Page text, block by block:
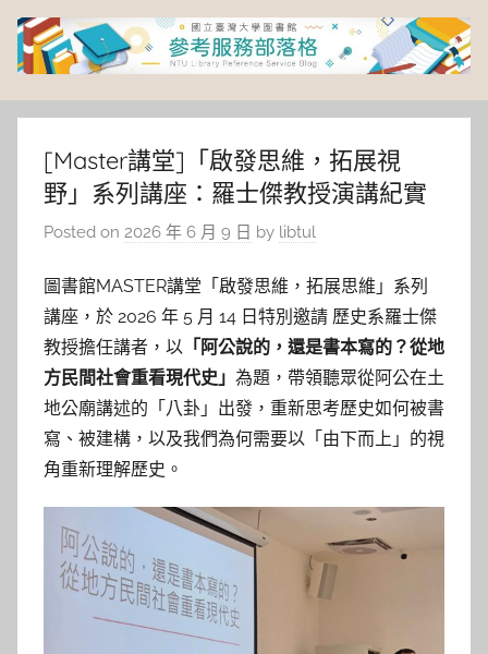
Skip
content
臺
灣
大
學
圖
書
館
參
[Master講堂]「啟發思維，拓展視
野」系列講座：羅士傑教授演講紀實
Posted on 2026 年 6 月 9 日 by libtul
圖書館MASTER講堂「啟發思維，拓展思維」系列
講座，於 2026 年 5 月 14 日特別邀請 歷史系羅士傑
教授擔任講者，以 「阿公說的，還是書本寫的？從地
方民間社會重看現代史」 為題，帶領聽眾從阿公在土
地公廟講述的「八卦」出發，重新思考歷史如何被書
寫、被建構，以及我們為何需要以「由下而上」的視
角重新理解歷史。